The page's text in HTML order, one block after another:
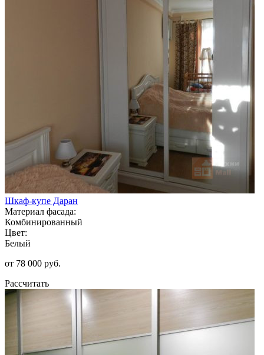
Шкаф-купе Даран
Материал фасада:
Комбинированный
Цвет:
Белый
от 78 000 руб.
Рассчитать